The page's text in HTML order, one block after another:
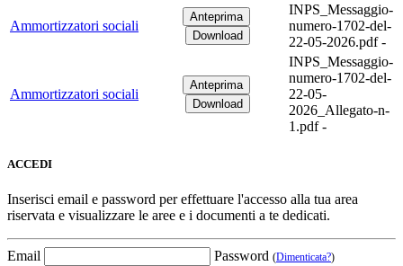
Ammortizzatori sociali
INPS_Messaggio-
numero-1702-del-
22-05-2026.pdf -
Ammortizzatori sociali
INPS_Messaggio-
numero-1702-del-
22-05-
2026_Allegato-n-
1.pdf -
ACCEDI
Inserisci email e password per effettuare l'accesso alla tua area
riservata e visualizzare le aree e i documenti a te dedicati.
Email Password (Dimenticata?)